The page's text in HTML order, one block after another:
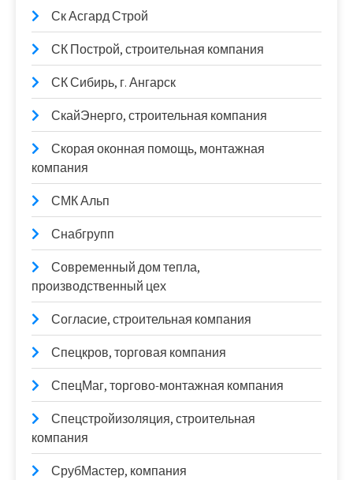
Ск Асгард Строй
СК Построй, строительная компания
СК Сибирь, г. Ангарск
СкайЭнерго, строительная компания
Скорая оконная помощь, монтажная
компания
СМК Альп
Снабгрупп
Современный дом тепла,
производственный цех
Согласие, строительная компания
Спецкров, торговая компания
СпецМаг, торгово-монтажная компания
Спецстройизоляция, строительная
компания
СрубМастер, компания